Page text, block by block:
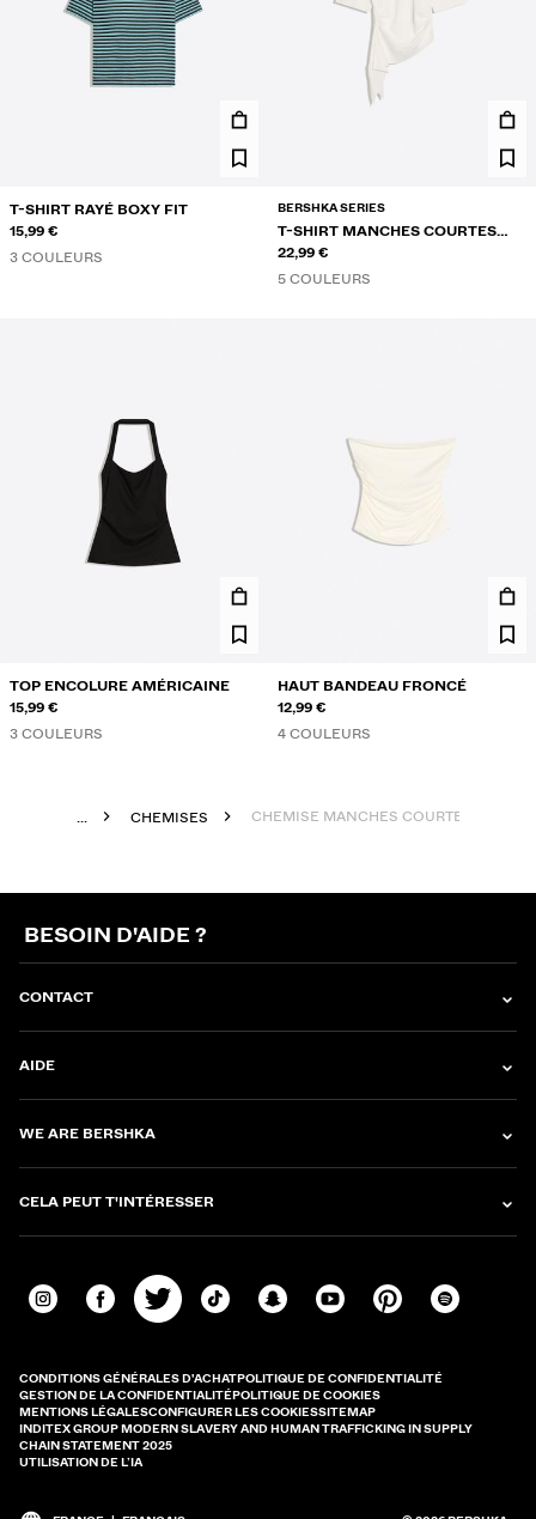
T-SHIRT RAYÉ BOXY FIT
15,99 €
3 COULEURS
BERSHKA SERIES
T-SHIRT MANCHES COURTES
FRONCÉ
22,99 €
5 COULEURS
TOP ENCOLURE AMÉRICAINE
15,99 €
3 COULEURS
HAUT BANDEAU FRONCÉ
12,99 €
4 COULEURS
... CHEMISES CHEMISE MANCHES COURTES
BESOIN D'AIDE ?
CONTACT
AIDE
WE ARE BERSHKA
CELA PEUT T'INTÉRESSER
CONDITIONS GÉNÉRALES D'ACHATPOLITIQUE DE CONFIDENTIALITÉ
GESTION DE LA CONFIDENTIALITÉPOLITIQUE DE COOKIES
MENTIONS LÉGALESCONFIGURER LES COOKIESSITEMAP
INDITEX GROUP MODERN SLAVERY AND HUMAN TRAFFICKING IN SUPPLY
CHAIN STATEMENT 2025
UTILISATION DE L’IA